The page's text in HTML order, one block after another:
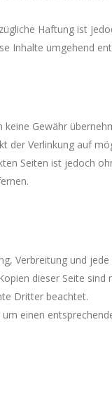
Haftung ist
Inhalte umgehend
Gewähr
der Verlinkung auf
Seiten ist jedoch
Verbreitung und
dieser Seite sind
Dritter beachtet.
einen